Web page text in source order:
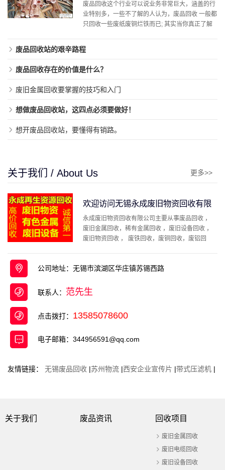
废品回收这个行业可以说业务非常巨大，涵盖的行
业特别多，一些不了解的人认为，废品回收 一般都
只回收一些废纸废铜烂铁而已; 其实当你真正了解
废品回收站的艰辛路程
废品回收存在的价值是什么？
废旧金属回收要掌握的技巧和入门
想做废品回收站，这四点必须要做好！
想开废品回收站，要懂得有销路。
关于我们 / About Us 更多>>
欢迎访问无锡永成废旧物资回收有限
公司
永成废旧物资回收有限公司主要从事废品回收 ，
废旧金属回收，稀有金属回收 ，废旧设备回收 ，
废旧物资回收 ， 废铁回收，废铜回收，废铝回
公司地址：无锡市滨湖区华庄镇苏锡西路
联系人： 范先生
点击拨打： 13585078600
电子邮箱：344956591@qq.com
友情链接： 无锡废品回收 |苏州物流 |西安企业宣传片 |带式压滤机 |
关于我们 废品资讯 回收项目
废旧金属回收
废旧电缆回收
废旧设备回收